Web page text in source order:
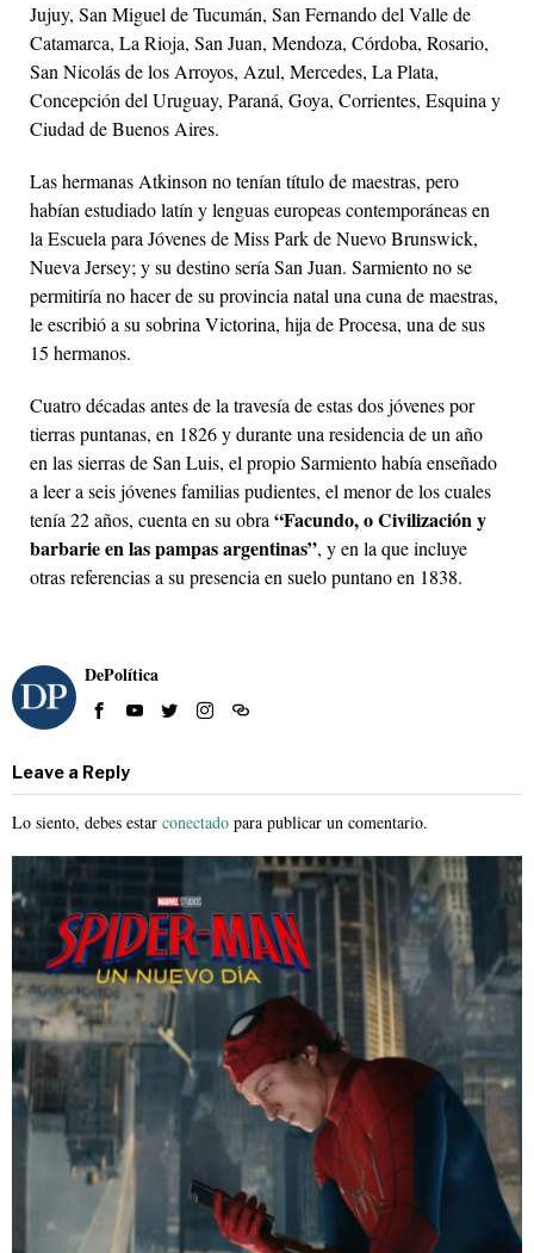
Jujuy, San Miguel de Tucumán, San Fernando del Valle de
Catamarca, La Rioja, San Juan, Mendoza, Córdoba, Rosario,
San Nicolás de los Arroyos, Azul, Mercedes, La Plata,
Concepción del Uruguay, Paraná, Goya, Corrientes, Esquina y
Ciudad de Buenos Aires.
Las hermanas Atkinson no tenían título de maestras, pero
habían estudiado latín y lenguas europeas contemporáneas en
la Escuela para Jóvenes de Miss Park de Nuevo Brunswick,
Nueva Jersey; y su destino sería San Juan. Sarmiento no se
permitiría no hacer de su provincia natal una cuna de maestras,
le escribió a su sobrina Victorina, hija de Procesa, una de sus
15 hermanos.
Cuatro décadas antes de la travesía de estas dos jóvenes por
tierras puntanas, en 1826 y durante una residencia de un año
en las sierras de San Luis, el propio Sarmiento había enseñado
a leer a seis jóvenes familias pudientes, el menor de los cuales
tenía 22 años, cuenta en su obra“Facundo, o Civilización y
barbarie en las pampas argentinas”, y en la que incluye
otras referencias a su presencia en suelo puntano en 1838.
DePolítica
Leave a Reply
Lo siento, debes estar conectado para publicar un comentario.